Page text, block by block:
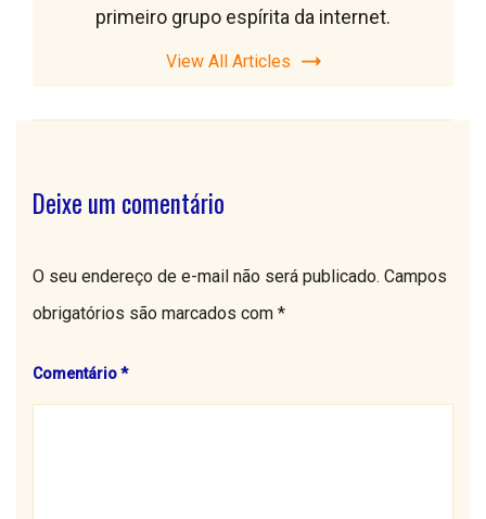
primeiro grupo espírita da internet.
View All Articles
Deixe um comentário
O seu endereço de e-mail não será publicado. Campos
obrigatórios são marcados com *
Comentário*